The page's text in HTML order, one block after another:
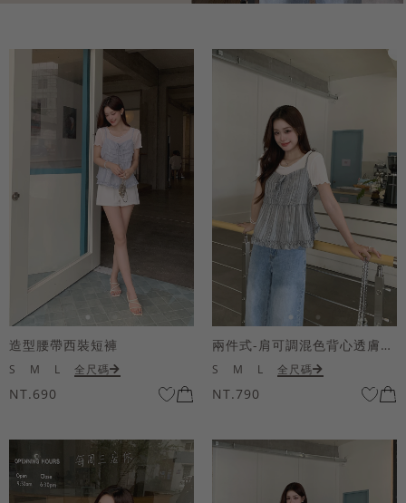
造型腰帶西裝短褲
S M L 全尺碼
NT.690
兩件式-肩可調混色背心透膚上衣套組
S M L 全尺碼
NT.790